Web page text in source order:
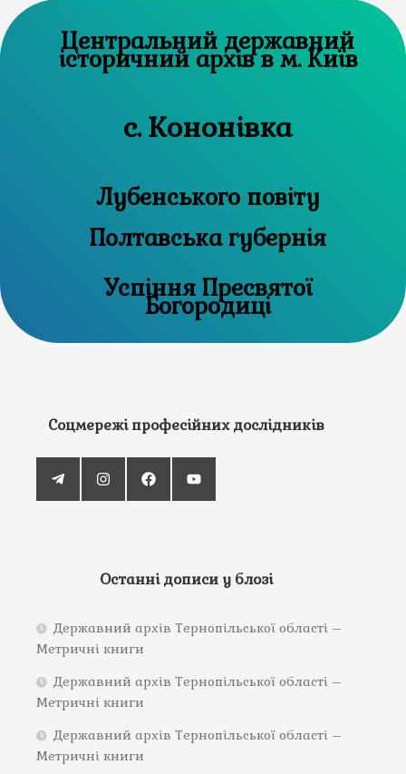
Центральний державний
історичний архів в м. Київ
с. Кононівка
Лубенського повіту
Полтавська губернія
Успіння Пресвятої
Богородиці
Соцмережі професійних дослідників
Останні дописи у блозі
Державний архів Тернопільської області –
Метричні книги
Державний архів Тернопільської області –
Метричні книги
Державний архів Тернопільської області –
Метричні книги